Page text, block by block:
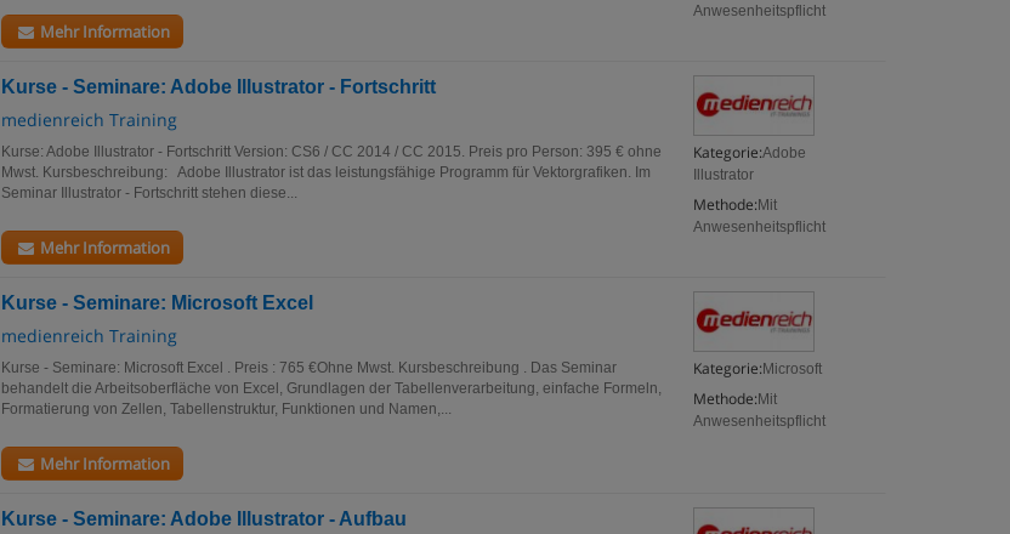
Anwesenheitspflicht
Mehr Information
Kurse - Seminare: Adobe Illustrator - Fortschritt
medienreich Training
Kategorie:Adobe
Illustrator
Methode: Mit
Anwesenheitspflicht
Kurse: Adobe Illustrator - Fortschritt Version: CS6 / CC 2014 / CC 2015. Preis pro Person: 395 € ohne
Mwst. Kursbeschreibung: Adobe Illustrator ist das leistungsfähige Programm für Vektorgrafiken. Im
Seminar Illustrator - Fortschritt stehen diese...
Mehr Information
Kurse - Seminare: Microsoft Excel
medienreich Training
Kategorie: Microsoft
Methode: Mit
Anwesenheitspflicht
Kurse - Seminare: Microsoft Excel . Preis : 765 €Ohne Mwst. Kursbeschreibung . Das Seminar
behandelt die Arbeitsoberfläche von Excel, Grundlagen der Tabellenverarbeitung, einfache Formeln,
Formatierung von Zellen, Tabellenstruktur, Funktionen und Namen,...
Mehr Information
Kurse - Seminare: Adobe Illustrator - Aufbau